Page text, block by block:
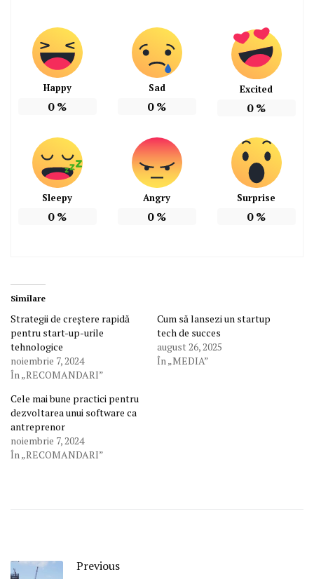
Happy
0%
Sad
0%
Excited
0%
Sleepy
0%
Angry
0%
Surprise
0%
Similare
Strategii de creștere rapidă
pentru start-up-urile
tehnologice
noiembrie 7, 2024
În „RECOMANDARI”
Cum să lansezi un startup
tech de succes
august 26, 2025
În „MEDIA”
Cele mai bune practici pentru
dezvoltarea unui software ca
antreprenor
noiembrie 7, 2024
În „RECOMANDARI”
Previous